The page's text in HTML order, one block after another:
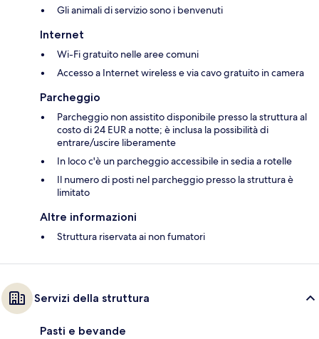
Gli animali di servizio sono i benvenuti
Internet
Wi-Fi gratuito nelle aree comuni
Accesso a Internet wireless e via cavo gratuito in camera
Parcheggio
Parcheggio non assistito disponibile presso la struttura al
costo di 24 EUR a notte; è inclusa la possibilità di
entrare/uscire liberamente
In loco c'è un parcheggio accessibile in sedia a rotelle
Il numero di posti nel parcheggio presso la struttura è
limitato
Altre informazioni
Struttura riservata ai non fumatori
Servizi della struttura
Pasti e bevande